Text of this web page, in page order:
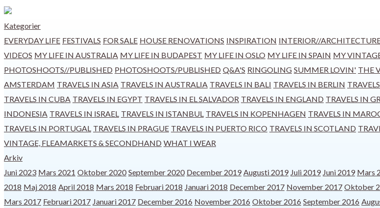
Kategorier
EVERYDAY LIFE FESTIVALS FOR SALE HOUSE RENOVATIONS INSPIRATION INTERIOR//
VIDEOS MY LIFE IN AUSTRALIA MY LIFE IN BUDAPEST MY LIFE IN OSLO MY LIFE IN SPAIN MY
PHOTOSHOOTS//PUBLISHED PHOTOSHOOTS/PUBLISHED Q&A'S RINGOLING SUMMER LOVIN' THE
AMSTERDAM TRAVELS IN ASIA TRAVELS IN AUSTRALIA TRAVELS IN BALI TRAVELS IN BERLIN
TRAVELS IN CUBA TRAVELS IN EGYPT TRAVELS IN EL SALVADOR TRAVELS IN ENGLAND TRAVELS IN
INDONESIA TRAVELS IN ISRAEL TRAVELS IN ISTANBUL TRAVELS IN KOPENHAGEN TRAVELS IN
TRAVELS IN PORTUGAL TRAVELS IN PRAGUE TRAVELS IN PUERTO RICO TRAVELS IN SCOTLAND
VINTAGE, FLEAMARKETS & SECONDHAND WHAT I WEAR
Arkiv
Juni 2023 Mars 2021 Oktober 2020 September 2020 December 2019 Augusti 2019 Juli 2019 Juni 2019 Mars
2018 Maj 2018 April 2018 Mars 2018 Februari 2018 Januari 2018 December 2017 November 2017 Oktober
Mars 2017 Februari 2017 Januari 2017 December 2016 November 2016 Oktober 2016 September 2016